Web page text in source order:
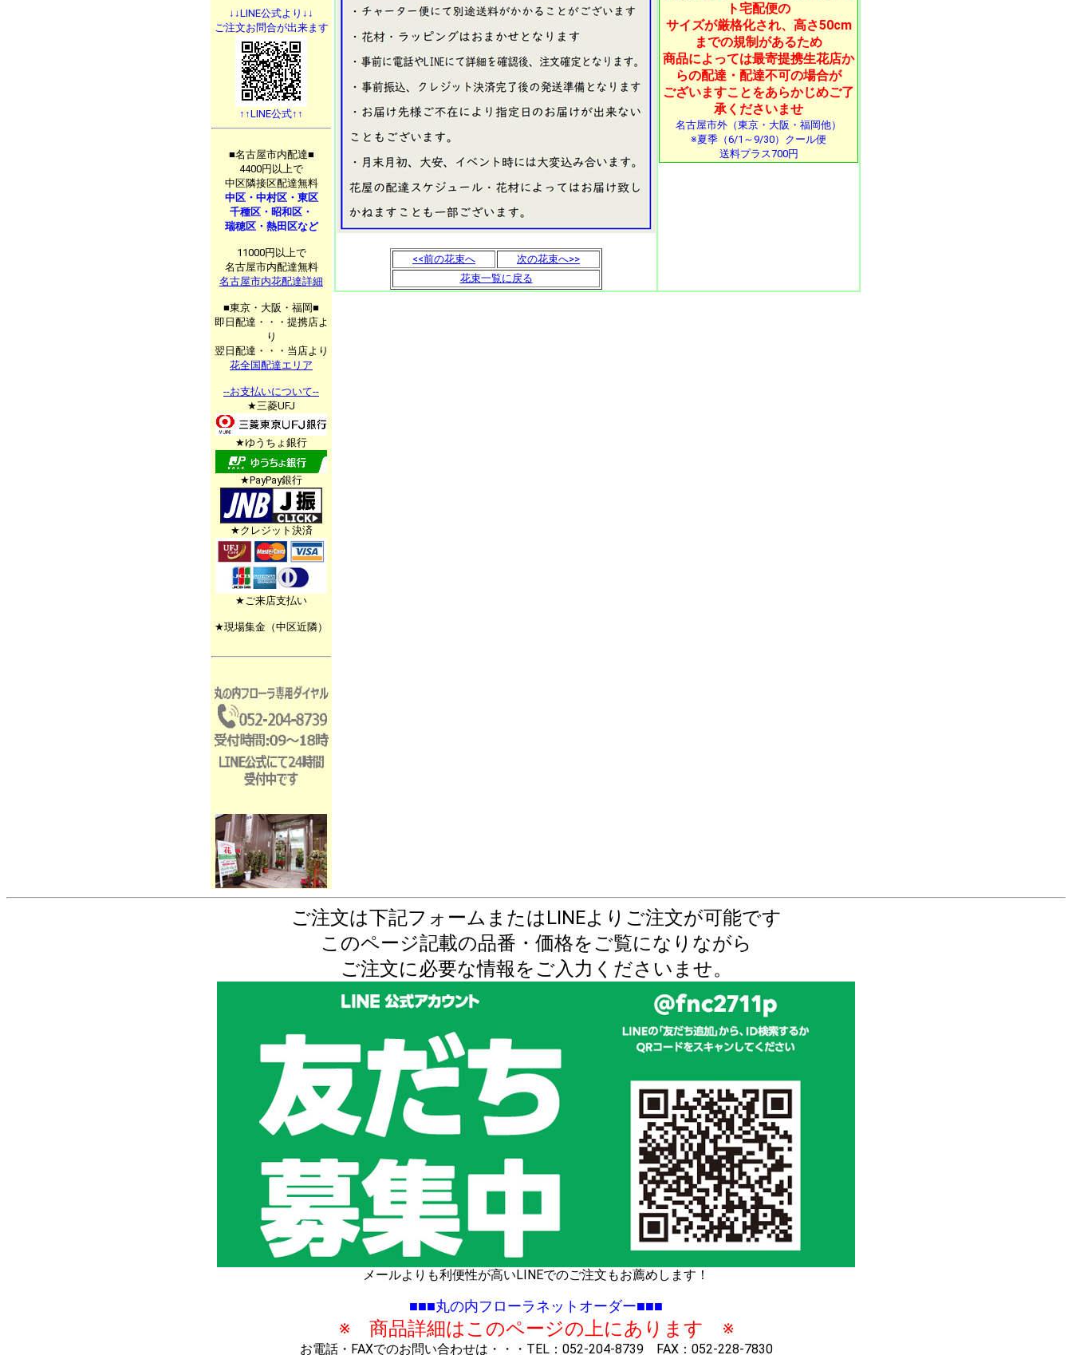
↓↓LINE公式より↓↓
ご注文お問合が出来ます
↑↑LINE公式↑↑
■名古屋市内配達■
4400円以上で
中区隣接区配達無料
中区・中村区・東区
千種区・昭和区・
瑞穂区・熱田区など
11000円以上で
名古屋市内配達無料
名古屋市内花配達詳細
■東京・大阪・福岡■
即日配達・・・提携店よ
り
翌日配達・・・当店より
花全国配達エリア
--お支払いについて--
★三菱UFJ
★ゆうちょ銀行
★PayPay銀行
★クレジット決済
★ご来店支払い
★現場集金（中区近隣）
<<前の花束へ
次の花束へ>>
花束一覧に戻る
ト宅配便の
サイズが厳格化され、高さ50cm
までの規制があるため
商品によっては最寄提携生花店か
らの配達・配達不可の場合が
ございますことをあらかじめご了
承くださいませ
名古屋市外（東京・大阪・福岡他）
※夏季（6/1～9/30）クール便
送料プラス700円
ご注文は下記フォームまたはLINEよりご注文が可能です
このページ記載の品番・価格をご覧になりながら
ご注文に必要な情報をご入力くださいませ。
メールよりも利便性が高いLINEでのご注文もお薦めします！
■■■丸の内フローラネットオーダー■■■
※ 商品詳細はこのページの上にあります ※
お電話・FAXでのお問い合わせは・・・TEL：052-204-8739 FAX：052-228-7830